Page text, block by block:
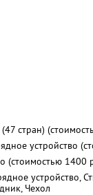
стран)
устройство
(стоимостью 1400
устройство,
Чехол